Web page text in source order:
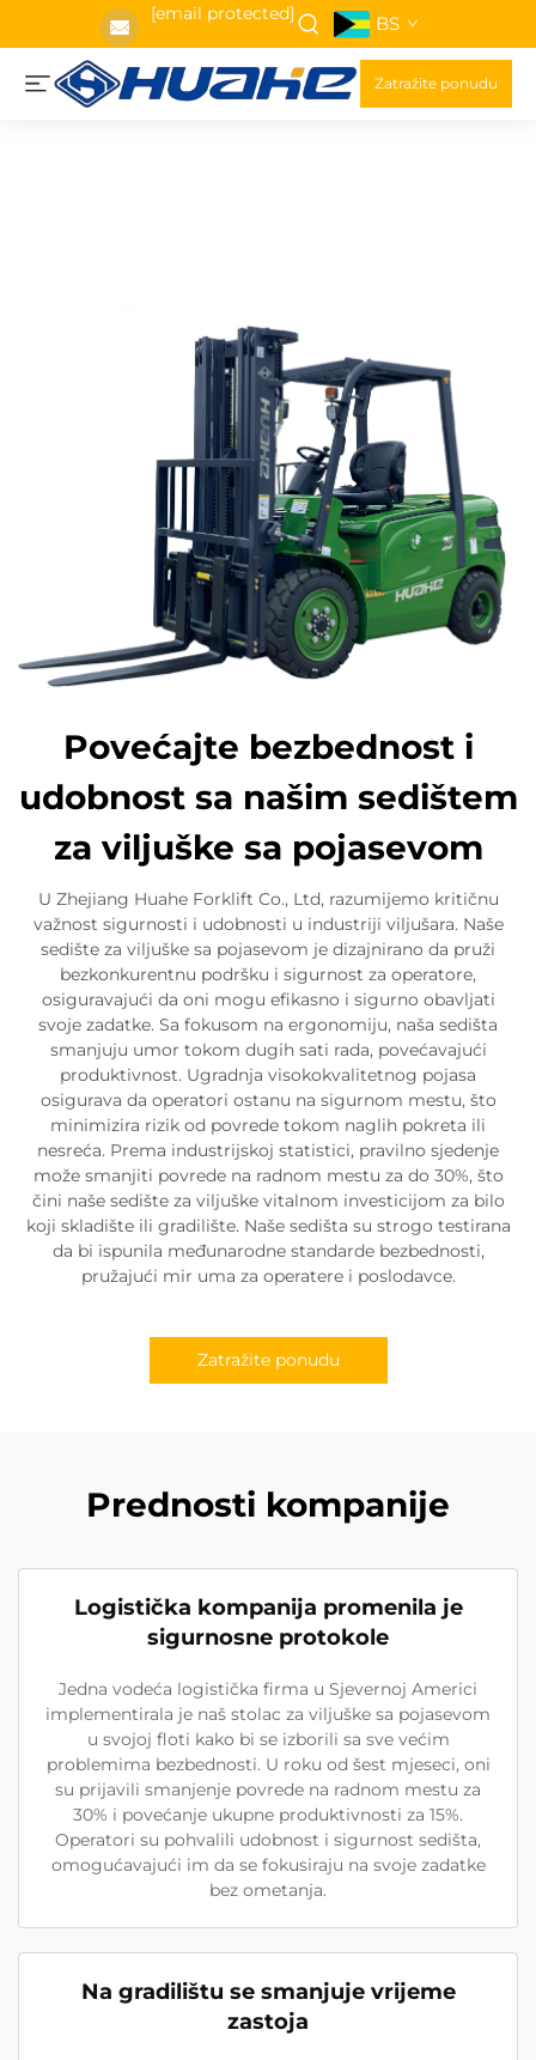
[email protected] BS
Zatražite ponudu
Povećajte bezbednost i
udobnost sa našim sedištem
za viljuške sa pojasevom
U Zhejiang Huahe Forklift Co., Ltd, razumijemo kritičnu
važnost sigurnosti i udobnosti u industriji viljušara. Naše
sedište za viljuške sa pojasevom je dizajnirano da pruži
bezkonkurentnu podršku i sigurnost za operatore,
osiguravajući da oni mogu efikasno i sigurno obavljati
svoje zadatke. Sa fokusom na ergonomiju, naša sedišta
smanjuju umor tokom dugih sati rada, povećavajući
produktivnost. Ugradnja visokokvalitetnog pojasa
osigurava da operatori ostanu na sigurnom mestu, što
minimizira rizik od povrede tokom naglih pokreta ili
nesreća. Prema industrijskoj statistici, pravilno sjedenje
može smanjiti povrede na radnom mestu za do 30%, što
čini naše sedište za viljuške vitalnom investicijom za bilo
koji skladište ili gradilište. Naše sedišta su strogo testirana
da bi ispunila međunarodne standarde bezbednosti,
pružajući mir uma za operatere i poslodavce.
Zatražite ponudu
Prednosti kompanije
Logistička kompanija promenila je
sigurnosne protokole
Jedna vodeća logistička firma u Sjevernoj Americi
implementirala je naš stolac za viljuške sa pojasevom
u svojoj floti kako bi se izborili sa sve većim
problemima bezbednosti. U roku od šest mjeseci, oni
su prijavili smanjenje povrede na radnom mestu za
30% i povećanje ukupne produktivnosti za 15%.
Operatori su pohvalili udobnost i sigurnost sedišta,
omogućavajući im da se fokusiraju na svoje zadatke
bez ometanja.
Na gradilištu se smanjuje vrijeme
zastoja